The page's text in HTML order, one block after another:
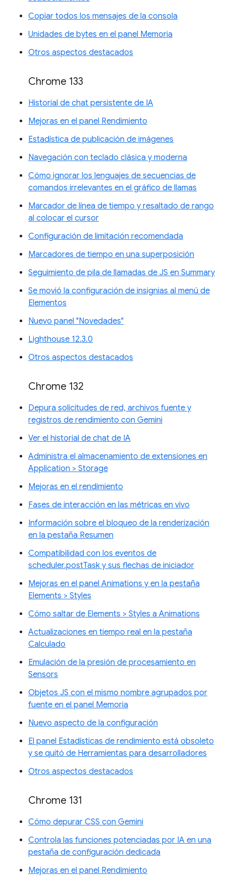
Copiar todos los mensajes de la consola
Unidades de bytes en el panel Memoria
Otros aspectos destacados
Chrome 133
Historial de chat persistente de IA
Mejoras en el panel Rendimiento
Estadística de publicación de imágenes
Navegación con teclado clásica y moderna
Cómo ignorar los lenguajes de secuencias de
comandos irrelevantes en el gráfico de llamas
Marcador de línea de tiempo y resaltado de rango
al colocar el cursor
Configuración de limitación recomendada
Marcadores de tiempo en una superposición
Seguimiento de pila de llamadas de JS en Summary
Se movió la configuración de insignias al menú de
Elementos
Nuevo panel "Novedades"
Lighthouse 12.3.0
Otros aspectos destacados
Chrome 132
Depura solicitudes de red, archivos fuente y
registros de rendimiento con Gemini
Ver el historial de chat de IA
Administra el almacenamiento de extensiones en
Application > Storage
Mejoras en el rendimiento
Fases de interacción en las métricas en vivo
Información sobre el bloqueo de la renderización
en la pestaña Resumen
Compatibilidad con los eventos de
scheduler.postTask y sus flechas de iniciador
Mejoras en el panel Animations y en la pestaña
Elements > Styles
Cómo saltar de Elements > Styles a Animations
Actualizaciones en tiempo real en la pestaña
Calculado
Emulación de la presión de procesamiento en
Sensors
Objetos JS con el mismo nombre agrupados por
fuente en el panel Memoria
Nuevo aspecto de la configuración
El panel Estadísticas de rendimiento está obsoleto
y se quitó de Herramientas para desarrolladores
Otros aspectos destacados
Chrome 131
Cómo depurar CSS con Gemini
Controla las funciones potenciadas por IA en una
pestaña de configuración dedicada
Mejoras en el panel Rendimiento